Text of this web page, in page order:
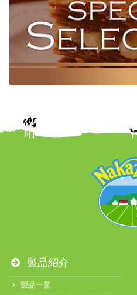
製品紹介
製品一覧